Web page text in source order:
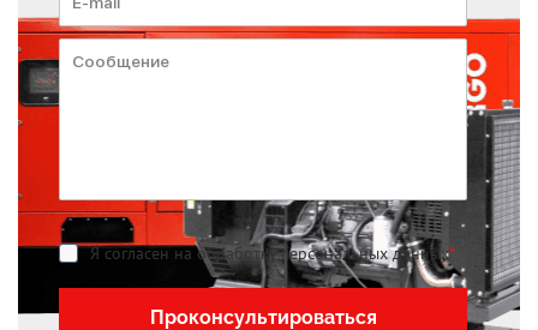
Я согласен на обработку персональных данных*
Проконсультироваться